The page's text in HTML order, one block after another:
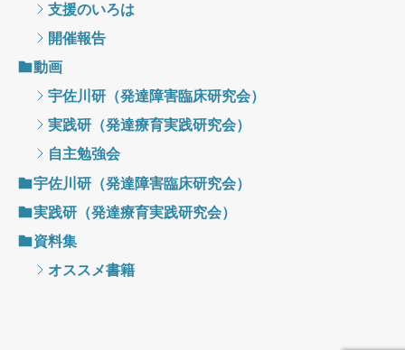
支援のいろは
開催報告
動画
宇佐川研（発達障害臨床研究会）
実践研（発達療育実践研究会）
自主勉強会
宇佐川研（発達障害臨床研究会）
実践研（発達療育実践研究会）
資料集
オススメ書籍